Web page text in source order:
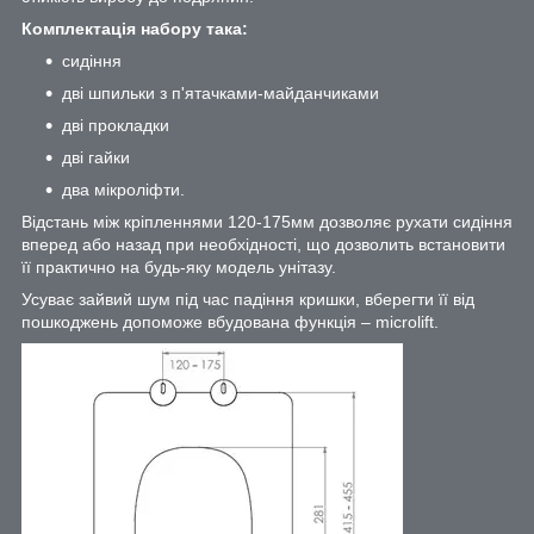
Комплектація набору така:
сидіння
дві шпильки з п'ятачками-майданчиками
дві прокладки
дві гайки
два мікроліфти.
Відстань між кріпленнями 120-175мм дозволяє рухати сидіння
вперед або назад при необхідності, що дозволить встановити
її практично на будь-яку модель унітазу.
Усуває зайвий шум під час падіння кришки, вберегти її від
пошкоджень допоможе вбудована функція – microlift.